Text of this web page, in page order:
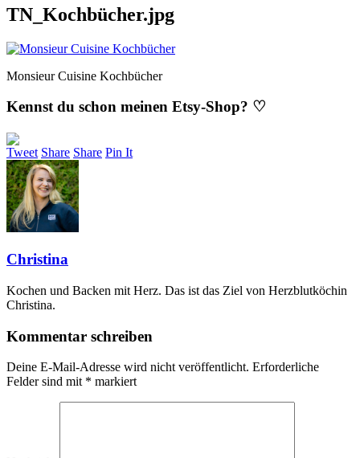
TN_Kochbücher.jpg
Monsieur Cuisine Kochbücher
Kennst du schon meinen Etsy-Shop? ♡
Tweet Share Share Pin It
Christina
Kochen und Backen mit Herz. Das ist das Ziel von Herzblutköchin
Christina.
Kommentar schreiben
Deine E-Mail-Adresse wird nicht veröffentlicht. Erforderliche
Felder sind mit * markiert